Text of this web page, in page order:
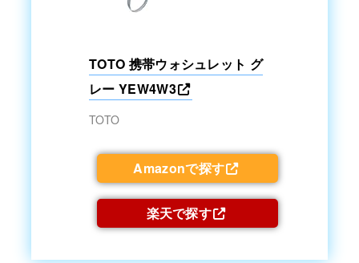
TOTO 携帯ウォシュレット グ
レー YEW4W3
TOTO
Amazonで探す
楽天で探す